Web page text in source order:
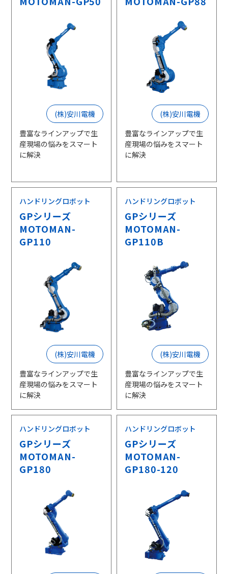
(株)安川電機
豊富なラインアップで生
産現場の悩みをスマート
に解決
(株)安川電機
豊富なラインアップで生
産現場の悩みをスマート
に解決
ハンドリングロボット
GPシリーズ
MOTOMAN-
GP110
(株)安川電機
豊富なラインアップで生
産現場の悩みをスマート
に解決
ハンドリングロボット
GPシリーズ
MOTOMAN-
GP110B
(株)安川電機
豊富なラインアップで生
産現場の悩みをスマート
に解決
ハンドリングロボット
GPシリーズ
MOTOMAN-
GP180
ハンドリングロボット
GPシリーズ
MOTOMAN-
GP180-120